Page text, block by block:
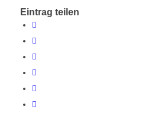
Eintrag teilen